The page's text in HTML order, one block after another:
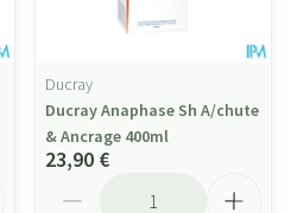
Ducray
Ducray Anaphase Sh A/chute
& Ancrage 400ml
23,90 €